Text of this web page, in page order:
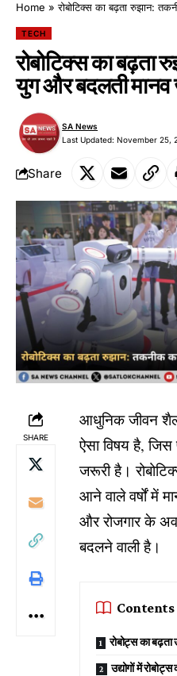
Home »रोबोटिक्स का बढ़ता रुझान:
TECH
रोबोटिक्स का बढ़ता
युग और बदलती मानव
Last Updated: November 25,
SA News
Share
SHARE
आधुनिक जीवन
ऐसा विषय है, जिस
जरूरी है।
आने वाले वर्षों में
और रोजगार के
बदलने वाली है।
Contents
रोबोट्स का बढ़ता
उद्योगों में